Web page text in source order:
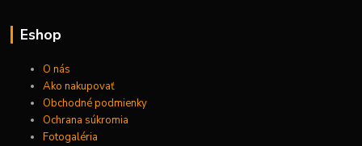
Eshop
O nás
Ako nakupovať
Obchodné podmienky
Ochrana súkromia
Fotogaléria